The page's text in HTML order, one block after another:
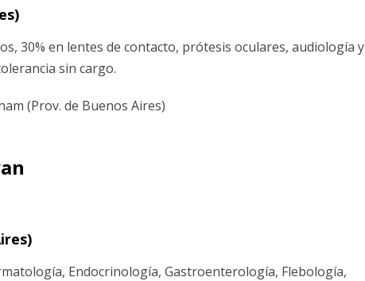
30% en lentes de contacto, prótesis oculares, audiología y
sin cargo.
(Prov. de Buenos Aires)
Endocrinología, Gastroenterología, Flebología,